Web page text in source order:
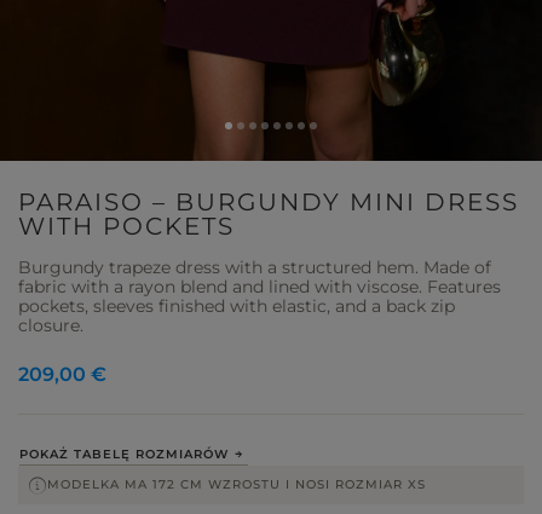
PARAISO – BURGUNDY MINI DRESS
WITH POCKETS
Burgundy trapeze dress with a structured hem. Made of
fabric with a rayon blend and lined with viscose. Features
pockets, sleeves finished with elastic, and a back zip
closure.
POKAŻ TABELĘ ROZMIARÓW
MODELKA MA 172 CM WZROSTU I NOSI ROZMIAR XS
209,00 €